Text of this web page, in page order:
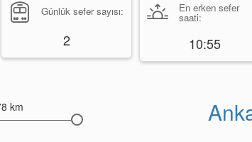
Günlük sefer sayısı:
2
En erken sefer
saati:
10:55
km